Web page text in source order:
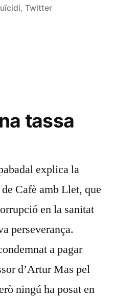
, Twitter
tassa
explica la
Cafè amb Llet, que
en la sanitat
perseverança.
a pagar
d’Artur Mas pel
ningú ha posat en